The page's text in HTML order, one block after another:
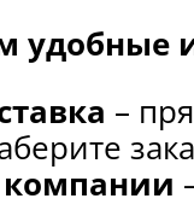
удобные
–
компании